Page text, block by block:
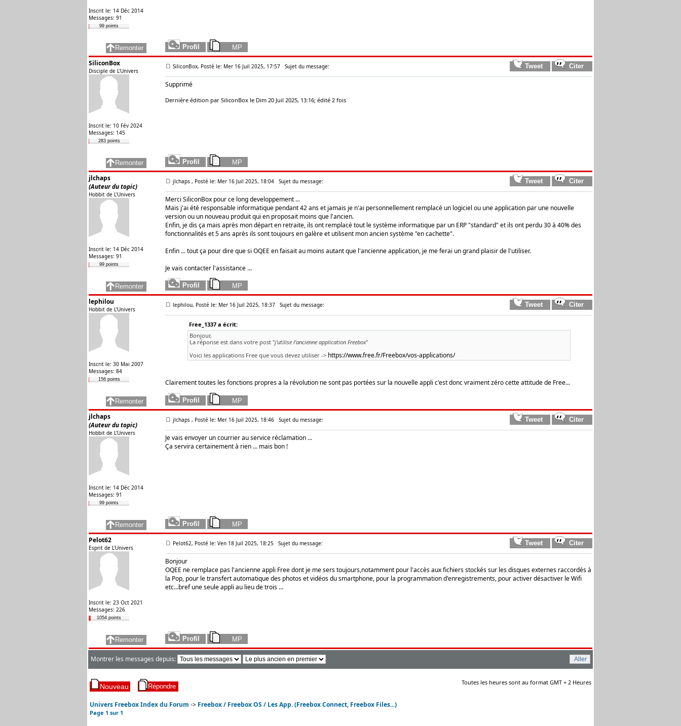
Inscrit le: 14 Déc 2014
Messages: 91
99 points
SiliconBox
Disciple de L'Univers
Inscrit le: 10 Fév 2024
Messages: 145
283 points
SiliconBox, Posté le: Mer 16 Juil 2025, 17:57 Sujet du message:
Supprimé
Dernière édition par SiliconBox le Dim 20 Juil 2025, 13:16; édité 2 fois
jlchaps
(Auteur du topic)
Hobbit de L'Univers
Inscrit le: 14 Déc 2014
Messages: 91
99 points
jlchaps , Posté le: Mer 16 Juil 2025, 18:04 Sujet du message:
Merci SiliconBox pour ce long developpement ...
Mais j'ai été responsable informatique pendant 42 ans et jamais je n'ai personnellement remplacé un logiciel ou une application par une nouvelle
version ou un nouveau produit qui en proposait moins que l'ancien.
Enfin, je dis ça mais après mon départ en retraite, ils ont remplacé tout le système informatique par un ERP "standard" et ils ont perdu 30 à 40% des
fonctionnalités et 5 ans après ils sont toujours en galère et utilisent mon ancien système "en cachette".
Enfin ... tout ça pour dire que si OQEE en faisait au moins autant que l'ancienne application, je me ferai un grand plaisir de l'utiliser.
Je vais contacter l'assistance ...
lephilou
Hobbit de L'Univers
Inscrit le: 30 Mai 2007
Messages: 84
156 points
lephilou, Posté le: Mer 16 Juil 2025, 18:37 Sujet du message:
Free_1337 a écrit:
Bonjour,
La réponse est dans votre post "j'utilise l'ancienne application Freebox"
Voici les applications Free que vous devez utiliser -> https://www.free.fr/Freebox/vos-applications/
Clairement toutes les fonctions propres a la révolution ne sont pas portées sur la nouvelle appli c'est donc vraiment zéro cette attitude de Free...
jlchaps
(Auteur du topic)
Hobbit de L'Univers
Inscrit le: 14 Déc 2014
Messages: 91
99 points
jlchaps , Posté le: Mer 16 Juil 2025, 18:46 Sujet du message:
Je vais envoyer un courrier au service réclamation ...
Ça servira certainement à rien ... mais bon !
Pelot62
Esprit de L'Univers
Inscrit le: 23 Oct 2021
Messages: 226
1054 points
Pelot62, Posté le: Ven 18 Juil 2025, 18:25 Sujet du message:
Bonjour
OQEE ne remplace pas l'ancienne appli Free dont je me sers toujours,notamment pour l'accès aux fichiers stockés sur les disques externes raccordés à
la Pop, pour le transfert automatique des photos et vidéos du smartphone, pour la programmation d'enregistrements, pour activer désactiver le Wifi
etc...bref une seule appli au lieu de trois ...
Montrer les messages depuis:
Univers Freebox Index du Forum -> Freebox / Freebox OS / Les App. (Freebox Connect, Freebox Files...)
Page 1 sur 1
Toutes les heures sont au format GMT + 2 Heures